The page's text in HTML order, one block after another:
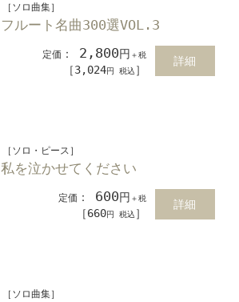
［ソロ曲集］
フルート名曲300選VOL.3
定価 ： 2,800円 ＋税
［3,024円 税込 ］
詳細
［ソロ・ピース］
私を泣かせてください
定価 ： 600円 ＋税
［660円 税込 ］
詳細
［ソロ曲集］